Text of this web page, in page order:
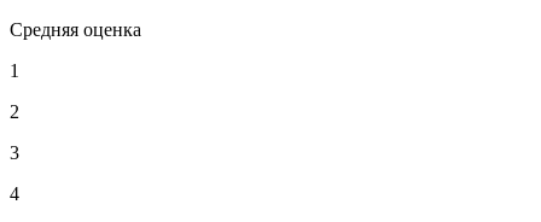
Средняя оценка
1
2
3
4